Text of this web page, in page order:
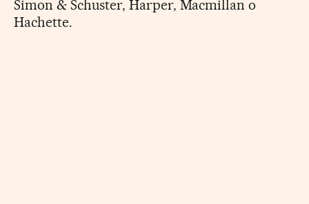
Simon & Schuster, Harper, Macmillan o
Hachette.